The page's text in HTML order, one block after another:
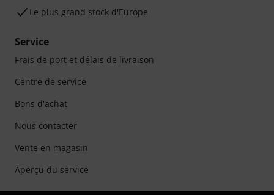
Le plus grand stock d'Europe
Service
Frais de port et délais de livraison
Centre de service
Bons d'achat
Nous contacter
Vente en magasin
Aperçu du service